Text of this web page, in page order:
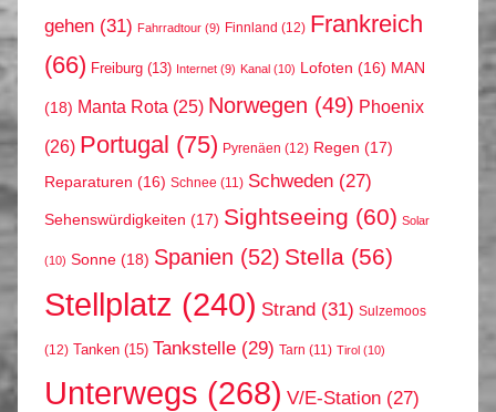
gehen (31) Fahrradtour (9) Finnland (12) Frankreich
(66) Freiburg (13) Internet (9) Kanal (10) Lofoten (16) MAN
(18) Manta Rota (25) Norwegen (49) Phoenix
(26) Portugal (75) Pyrenäen (12) Regen (17)
Reparaturen (16) Schnee (11) Schweden (27)
Sehenswürdigkeiten (17) Sightseeing (60) Solar
(10) Sonne (18) Spanien (52) Stella (56)
Stellplatz (240) Strand (31) Sulzemoos
(12) Tanken (15) Tankstelle (29) Tarn (11) Tirol (10)
Unterwegs (268) V/E-Station (27)